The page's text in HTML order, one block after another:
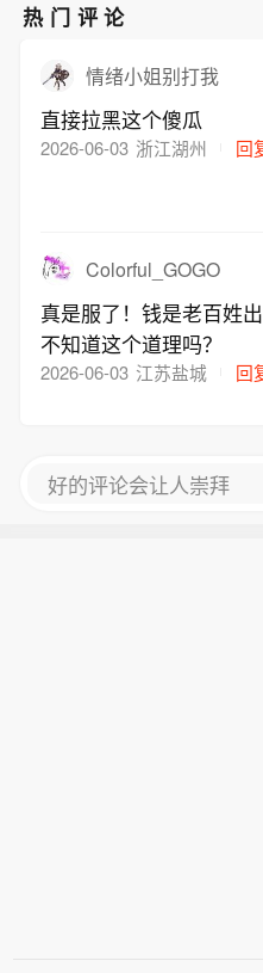
热门评论
情绪小姐别打我
直接拉黑这个傻瓜
2026-06-03 浙江湖州 回
Colorful_GOGO
真是服了！钱是老百姓
不知道这个道理吗？
2026-06-03 江苏盐城 回
好的评论会让人崇拜